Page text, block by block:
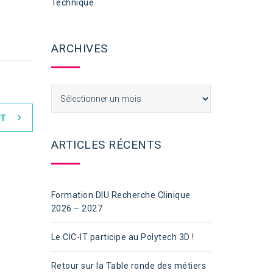
Technique
ARCHIVES
ARTICLES RÉCENTS
Formation DIU Recherche Clinique
2026 – 2027
Le CIC-IT participe au Polytech 3D !
Retour sur la Table ronde des métiers